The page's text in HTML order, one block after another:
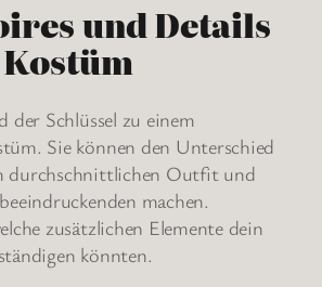
und Details
der Schlüssel zu einem
Sie können den Unterschied
durchschnittlichen Outfit und
machen.
zusätzlichen Elemente dein
könnten.